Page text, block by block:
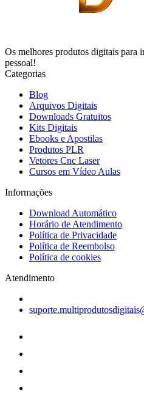
Os melhores produtos digitais para
pessoal!
Categorias
Blog
Arquivos Digitais
Downloads Gratuitos
Kits Digitais
Ebooks e Apostilas
Produtos PLR
Vetores Cnc Laser
Cursos em Vídeo Aulas
Informações
Download Automático
Horário de Atendimento
Política de Privacidade
Política de Reembolso
Política de cookies
Atendimento